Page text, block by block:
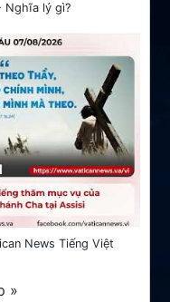
Nghĩa lý gì?
News Tiếng Việt
»